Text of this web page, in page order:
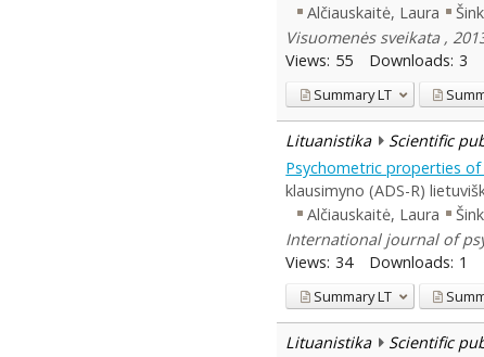
Alčiauskaitė, Laura
Visuomenės sveikata ,
Views: 55 Downloads: 3
SummaryLT
Lituanistika Scientific
Psychometric properties
klausimyno (ADS-R)
Alčiauskaitė, Laura
International journal of
Views: 34 Downloads: 1
SummaryLT
Lituanistika Scientific